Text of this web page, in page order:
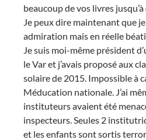
beaucoup de vos livres
Je peux dire maintenant que
admiration mais en réelle
Je suis moi-même président
le Var et j’avais proposé aux
solaire de 2015. Impossible à
Méducation nationale. J’ai
instituteurs avaient été
inspecteurs. Seules 2
et les enfants sont sortis